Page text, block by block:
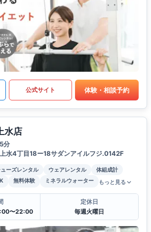
公式サイト 体験・相談予約
水店
分
水4丁目18ー18サダンアイルフジ.0142F
ーズレンタル ウェアレンタル
体組成計
無料体験 ミネラルウォーター もっと見る
〜22:00
定休日
毎週火曜日